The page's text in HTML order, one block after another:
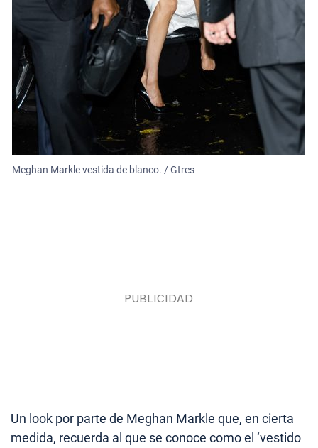
Meghan Markle vestida de blanco. / Gtres
Un look por parte de Meghan Markle que, en cierta
medida, recuerda al que se conoce como el ‘vestido